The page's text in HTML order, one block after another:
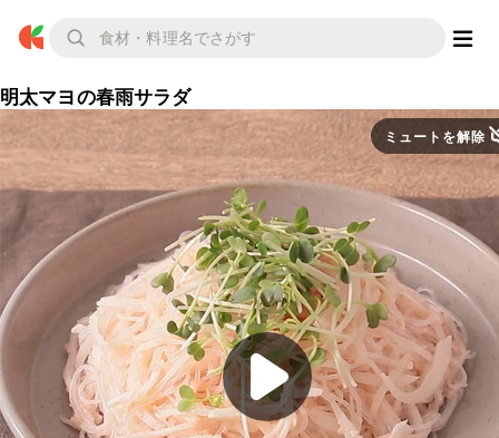
明太マヨの春雨サラダ
ミュートを解除